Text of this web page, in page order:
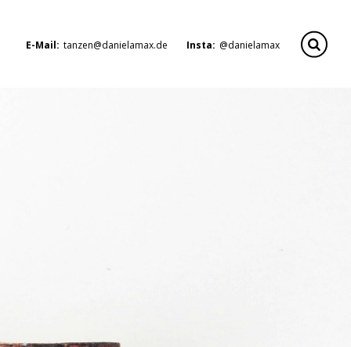
E-Mail: tanzen@danielamax.de Insta: @danielamax